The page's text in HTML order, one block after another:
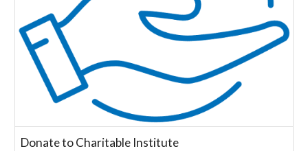
Donate to Charitable Institute